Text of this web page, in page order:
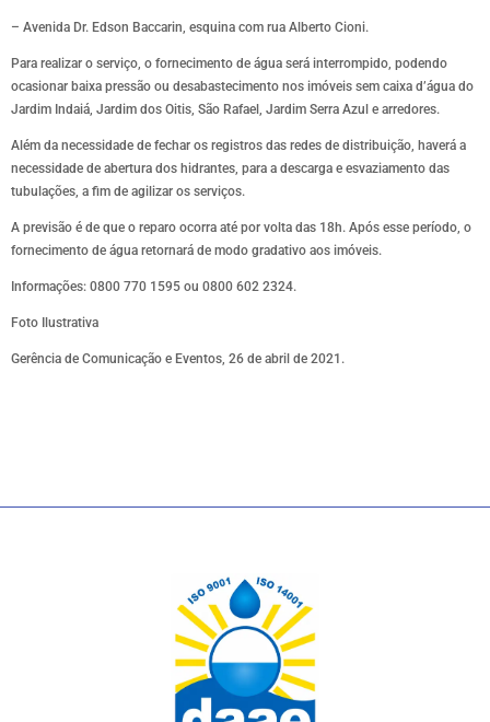
– Avenida Dr. Edson Baccarin, esquina com rua Alberto Cioni.
Para realizar o serviço, o fornecimento de água será interrompido, podendo
ocasionar baixa pressão ou desabastecimento nos imóveis sem caixa d’água do
Jardim Indaiá, Jardim dos Oitis, São Rafael, Jardim Serra Azul e arredores.
Além da necessidade de fechar os registros das redes de distribuição, haverá a
necessidade de abertura dos hidrantes, para a descarga e esvaziamento das
tubulações, a fim de agilizar os serviços.
A previsão é de que o reparo ocorra até por volta das 18h. Após esse período, o
fornecimento de água retornará de modo gradativo aos imóveis.
Informações: 0800 770 1595 ou 0800 602 2324.
Foto Ilustrativa
Gerência de Comunicação e Eventos, 26 de abril de 2021.